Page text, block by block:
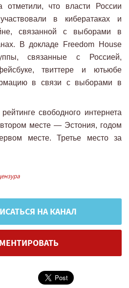
отметили, что власти России
в кибератаках и
связанной с выборами в
В докладе Freedom House
связанные с Россией,
твиттере и ютьюбе
в связи с выборами в
свободного интернета
месте — Эстония, годом
месте. Третье место за
НА КАНАЛ